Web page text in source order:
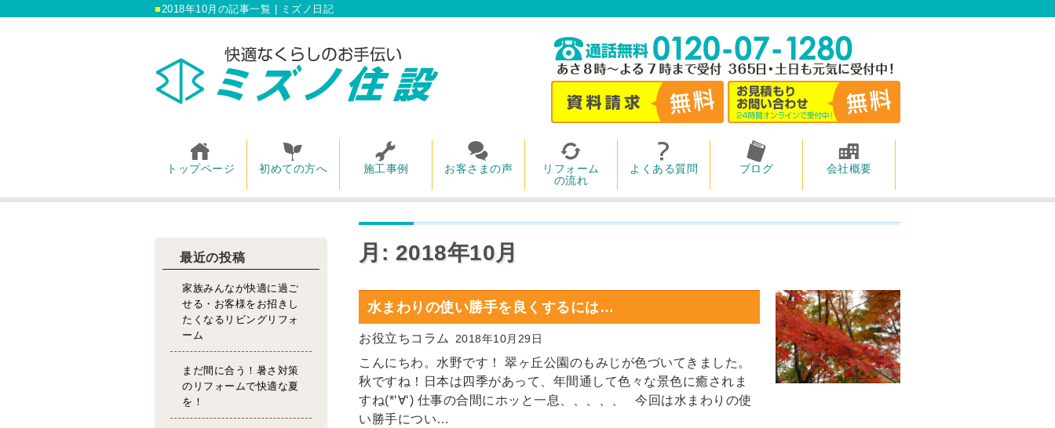
2018年10月の記事一覧 | ミズノ日記
トップページ 初めての方へ 施工事例 お客さまの声
リフォーム
の流れ
よくある質問 ブログ 会社概要
月: 2018年10月
水まわりの使い勝手を良くするには…
お役立ちコラム 2018年10月29日
こんにちわ。水野です！ 翠ヶ丘公園のもみじが色づいてきました。
秋ですね！日本は四季があって、年間通して色々な景色に癒されま
すね(*‘∀‘) 仕事の合間にホッと一息、、、、、 今回は水まわりの使
い勝手につい…
最近の投稿
家族みんなが快適に過ご
せる・お客様をお招きし
たくなるリビングリフォ
ーム
まだ間に合う！暑さ対策
のリフォームで快適な夏
を！